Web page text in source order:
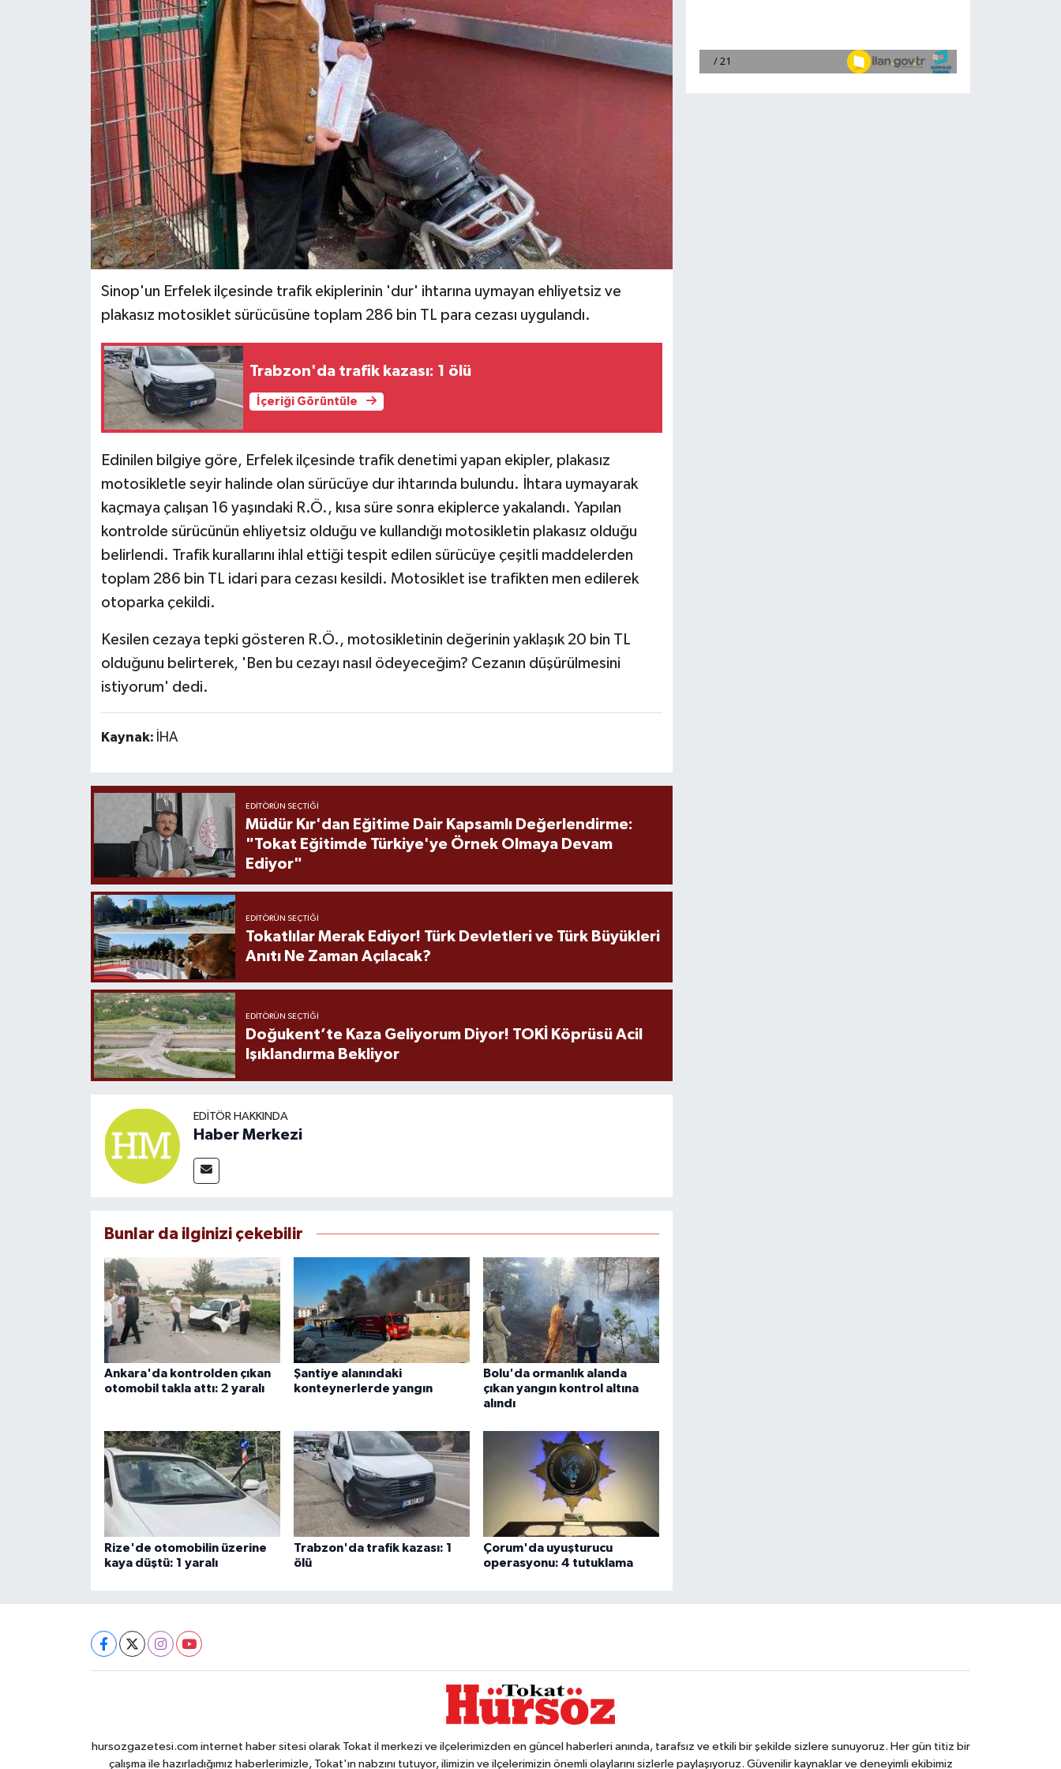
Sinop'un Erfelek ilçesinde trafik ekiplerinin 'dur' ihtarına uymayan ehliyetsiz ve
plakasız motosiklet sürücüsüne toplam 286 bin TL para cezası uygulandı.
Trabzon'da trafik kazası: 1 ölü
İçeriği Görüntüle
Edinilen bilgiye göre, Erfelek ilçesinde trafik denetimi yapan ekipler, plakasız
motosikletle seyir halinde olan sürücüye dur ihtarında bulundu. İhtara uymayarak
kaçmaya çalışan 16 yaşındaki R.Ö., kısa süre sonra ekiplerce yakalandı. Yapılan
kontrolde sürücünün ehliyetsiz olduğu ve kullandığı motosikletin plakasız olduğu
belirlendi. Trafik kurallarını ihlal ettiği tespit edilen sürücüye çeşitli maddelerden
toplam 286 bin TL idari para cezası kesildi. Motosiklet ise trafikten men edilerek
otoparka çekildi.
Kesilen cezaya tepki gösteren R.Ö., motosikletinin değerinin yaklaşık 20 bin TL
olduğunu belirterek, 'Ben bu cezayı nasıl ödeyeceğim? Cezanın düşürülmesini
istiyorum' dedi.
Kaynak: İHA
EDITÖRÜN SEÇTIĞI
Müdür Kır'dan Eğitime Dair Kapsamlı Değerlendirme:
"Tokat Eğitimde Türkiye'ye Örnek Olmaya Devam
Ediyor"
EDITÖRÜN SEÇTIĞI
Tokatlılar Merak Ediyor! Türk Devletleri ve Türk Büyükleri
Anıtı Ne Zaman Açılacak?
EDITÖRÜN SEÇTIĞI
Doğukent’te Kaza Geliyorum Diyor! TOKİ Köprüsü Acil
Işıklandırma Bekliyor
EDITÖR HAKKINDA
Haber Merkezi
Bunlar da ilginizi çekebilir
Ankara'da kontrolden çıkan
otomobil takla attı: 2 yaralı
Şantiye alanındaki
konteynerlerde yangın
Bolu'da ormanlık alanda
çıkan yangın kontrol altına
alındı
Rize'de otomobilin üzerine
kaya düştü: 1 yaralı
Trabzon'da trafik kazası: 1
ölü
Çorum'da uyuşturucu
operasyonu: 4 tutuklama
hursozgazetesi.com internet haber sitesi olarak Tokat il merkezi ve ilçelerimizden en güncel haberleri anında, tarafsız ve etkili bir şekilde sizlere sunuyoruz. Her gün titiz bir
çalışma ile hazırladığımız haberlerimizle, Tokat'ın nabzını tutuyor, ilimizin ve ilçelerimizin önemli olaylarını sizlerle paylaşıyoruz. Güvenilir kaynaklar ve deneyimli ekibimiz
Ekonomi
Tokat Haber